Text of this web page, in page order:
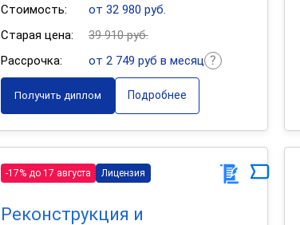
Стоимость:
от 32 980 руб.
Старая цена:
39 910 руб.
Рассрочка:
от 2 749 руб в месяц
Получить диплом Подробнее
-17% до 17 августа Лицензия
Реконструкция и